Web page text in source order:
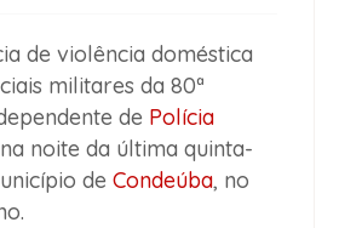
de violência doméstica
militares da 80ª
de Polícia
noite da última quinta-
de Condeúba, no